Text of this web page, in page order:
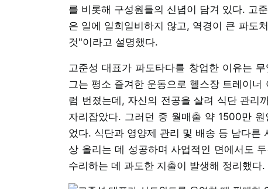
를 비롯해 구성원들의 신념이 담겨 있다. 고
은 일에 일희일비하지 않고, 역경이 큰 파도
것"이라고 설명했다.
고준성 대표가 파도타다를 창업한 이유는
그는 평소 즐겨한 운동으로 헬스장 트레이
럼 번졌는데, 자신의 전공을 살려 식단 관리
자리잡았다. 그러던 중 월매출 약 1500만
었다. 식단과 영양제 관리 및 배송 등 남다
상 올리는 데 성공하며 사업적인 면에서도
수리하는 데 과도한 지출이 발생해 정리했다.